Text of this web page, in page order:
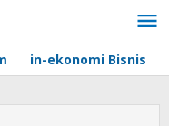
in-ekonomi Bisnis